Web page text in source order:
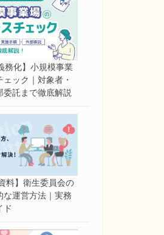
務化】小規模事業
ック｜対象者・
委託まで徹底解説
料】衛生委員会の
な運営方法｜実務
ド